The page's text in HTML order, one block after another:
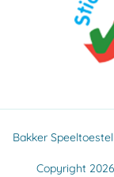
Bakker
Copyright 2026